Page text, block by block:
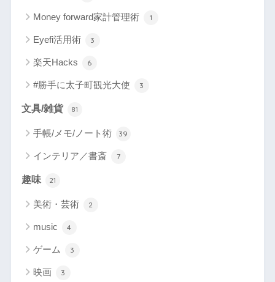
Money forward家計管理術 1
Eyefi活用術 3
楽天Hacks 6
#勝手に太子町観光大使 3
文具/雑貨 81
手帳/メモ/ノート術 39
インテリア／書斎 7
趣味 21
美術・芸術 2
music 4
ゲーム 3
映画 3